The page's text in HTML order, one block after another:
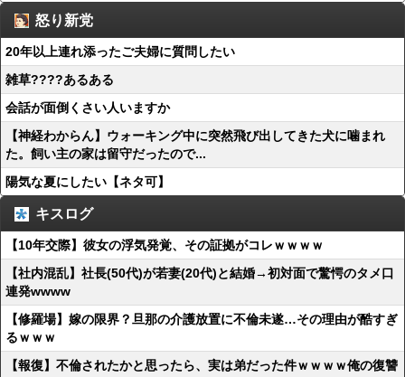
怒り新党
20年以上連れ添ったご夫婦に質問したい
雑草????あるある
会話が面倒くさい人いますか
【神経わからん】ウォーキング中に突然飛び出してきた犬に噛まれ
た。飼い主の家は留守だったので...
陽気な夏にしたい【ネタ可】
キスログ
【10年交際】彼女の浮気発覚、その証拠がコレｗｗｗｗ
【社内混乱】社長(50代)が若妻(20代)と結婚→初対面で驚愕のタメ口
連発wwww
【修羅場】嫁の限界？旦那の介護放置に不倫未遂…その理由が酷すぎ
るｗｗｗ
【報復】不倫されたかと思ったら、実は弟だった件ｗｗｗｗ俺の復讐